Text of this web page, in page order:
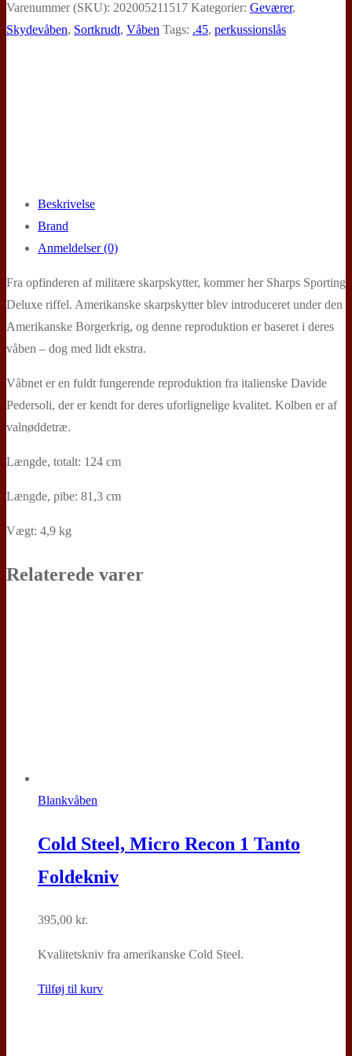
1874
Sharps
Varenummer (SKU): 202005211517 Kategorier: Geværer,
Skydevåben, Sortkrudt, Våben Tags: .45, perkussionslås
Beskrivelse
Brand
Anmeldelser (0)
Fra opfinderen af militære skarpskytter, kommer her Sharps Sporting
Deluxe riffel. Amerikanske skarpskytter blev introduceret under den
Amerikanske Borgerkrig, og denne reproduktion er baseret i deres
våben – dog med lidt ekstra.
Våbnet er en fuldt fungerende reproduktion fra italienske Davide
Pedersoli, der er kendt for deres uforlignelige kvalitet. Kolben er af
valnøddetræ.
Længde, totalt: 124 cm
Længde, pibe: 81,3 cm
Vægt: 4,9 kg
Relaterede varer
Blankvåben
Cold Steel, Micro Recon 1 Tanto
Foldekniv
395,00 kr.
Kvalitetskniv fra amerikanske Cold Steel.
Tilføj til kurv